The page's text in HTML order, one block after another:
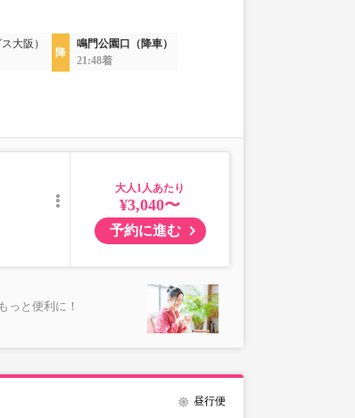
大阪）
鳴門公園口（降車）
21:48着
大人
¥3,040〜
予約に進む
っと便利に！
昼行便